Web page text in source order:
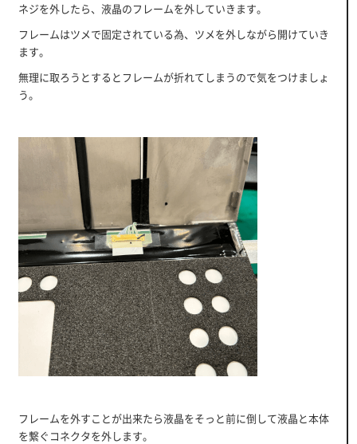
ネジを外したら、液晶のフレームを外していきます。
フレームはツメで固定されている為、ツメを外しながら開けていき
ます。
無理に取ろうとするとフレームが折れてしまうので気をつけましょ
う。
フレームを外すことが出来たら液晶をそっと前に倒して液晶と本体
を繋ぐコネクタを外します。